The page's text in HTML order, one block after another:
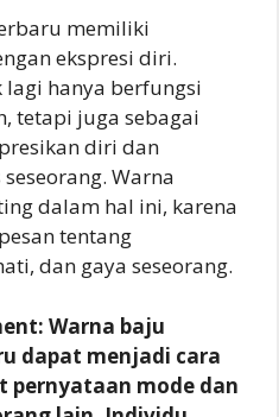
memiliki
ekspresi diri.
hanya berfungsi
tetapi juga sebagai
diri dan
Warna
dalam hal ini, karena
tentang
dan gaya seseorang.
Warna baju
dapat menjadi cara
pernyataan mode dan